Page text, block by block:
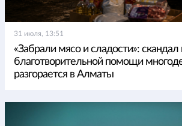
31 июля, 13:51
«Забрали мясо и сладости»: скандал
благотворительной помощи
разгорается в Алматы